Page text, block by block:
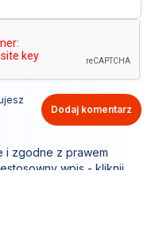
Dodaj komentarz
i zgodne z prawem
wpis - kliknij